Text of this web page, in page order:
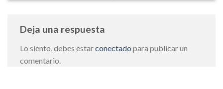
Deja una respuesta
Lo siento, debes estarconectado para publicar un
comentario.